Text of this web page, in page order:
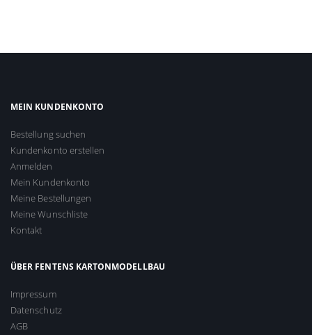
MEIN KUNDENKONTO
Bestellung suchen
Kundenkonto erstellen
Anmelden
Mein Kundenkonto
Meine Bestellungen
Meine Wunschliste
Kontakt
ÜBER FENTENS KARTONMODELLBAU
Impressum
Datenschutz
AGB